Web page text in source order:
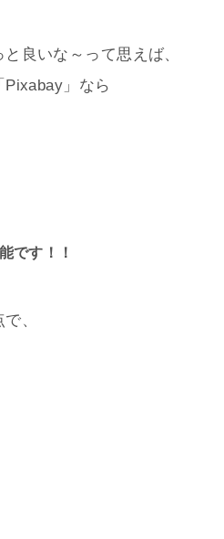
良いな～って思えば、
」なら
です！！
、